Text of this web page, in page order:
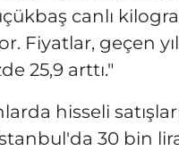
canlı
Fiyatlar, geçen
25,9 arttı."
hisseli
30 bin